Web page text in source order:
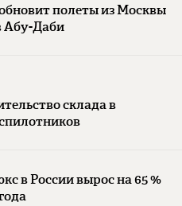
полеты из Москвы
Абу-Даби
склада в
в России вырос на 65 %